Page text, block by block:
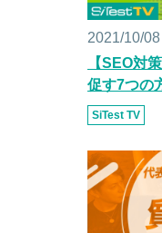
2021/10/08
【SEO対
促す7つの
SiTest TV